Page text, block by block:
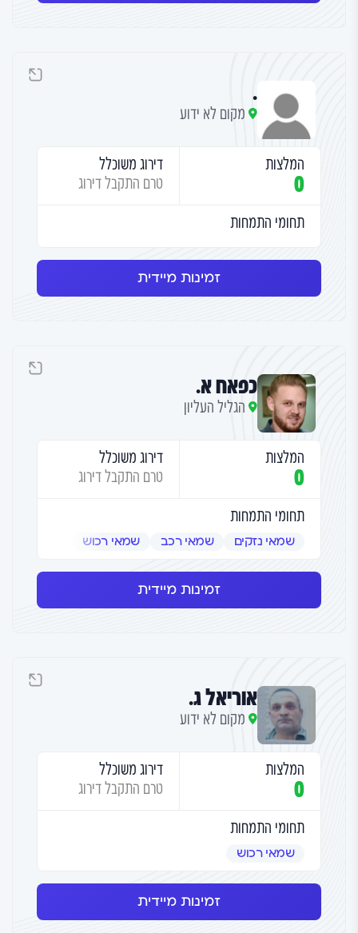
.
מקום לא ידוע
המלצות
0
דירוג משוכלל
טרם התקבל דירוג
תחומי התמחות
זמינות מיידית
כפאח א.
הגליל העליון
המלצות
0
דירוג משוכלל
טרם התקבל דירוג
תחומי התמחות
שמאי נזקים שמאי רכב שמאי רכוש
זמינות מיידית
אוריאל ג.
מקום לא ידוע
המלצות
0
דירוג משוכלל
טרם התקבל דירוג
תחומי התמחות
שמאי רכוש
זמינות מיידית